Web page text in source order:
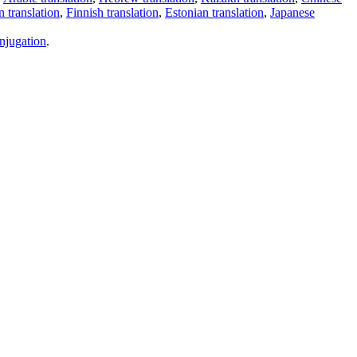
translation, Finnish translation, Estonian translation, Japanese
.